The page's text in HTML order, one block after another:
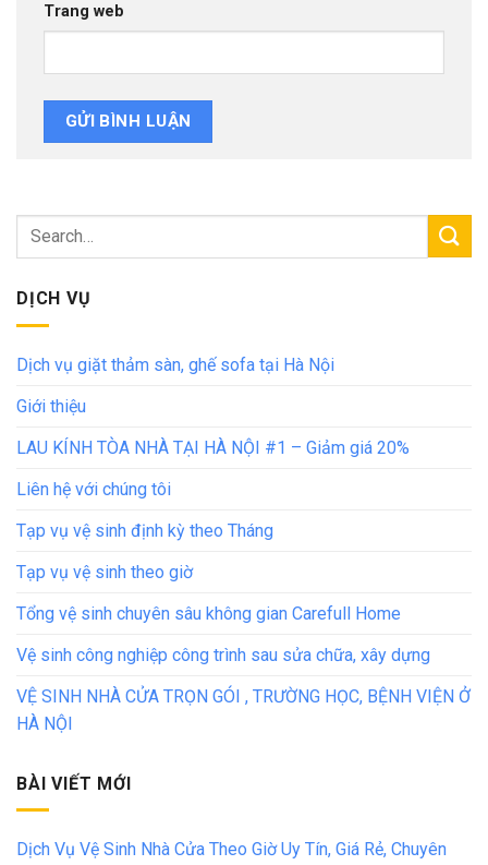
Trang web
DỊCH VỤ
Dịch vụ giặt thảm sàn, ghế sofa tại Hà Nội
Giới thiệu
LAU KÍNH TÒA NHÀ TẠI HÀ NỘI #1 – Giảm giá 20%
Liên hệ với chúng tôi
Tạp vụ vệ sinh định kỳ theo Tháng
Tạp vụ vệ sinh theo giờ
Tổng vệ sinh chuyên sâu không gian Carefull Home
Vệ sinh công nghiệp công trình sau sửa chữa, xây dựng
VỆ SINH NHÀ CỬA TRỌN GÓI , TRƯỜNG HỌC, BỆNH VIỆN Ở
HÀ NỘI
BÀI VIẾT MỚI
Dịch Vụ Vệ Sinh Nhà Cửa Theo Giờ Uy Tín, Giá Rẻ, Chuyên